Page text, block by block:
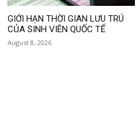
GIỚI HẠN THỜI GIAN LƯU TRÚ
CỦA SINH VIÊN QUỐC TẾ
August 8, 2026